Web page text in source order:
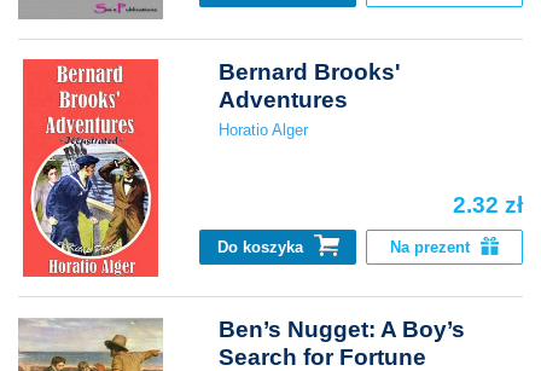
Bernard Brooks'
Adventures
Horatio Alger
2.32 zł
Do koszyka Na prezent
Ben’s Nugget: A Boy’s
Search for Fortune